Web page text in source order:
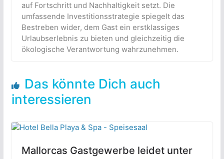
auf Fortschritt und Nachhaltigkeit setzt. Die
umfassende Investitionsstrategie spiegelt das
Bestreben wider, dem Gast ein erstklassiges
Urlaubserlebnis zu bieten und gleichzeitig die
ökologische Verantwortung wahrzunehmen.
Das könnte Dich auch
interessieren
Mallorcas Gastgewerbe leidet unter